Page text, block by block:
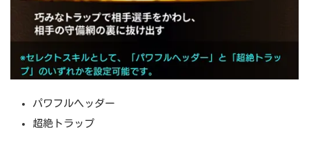
パワフルヘッダー
超絶トラップ